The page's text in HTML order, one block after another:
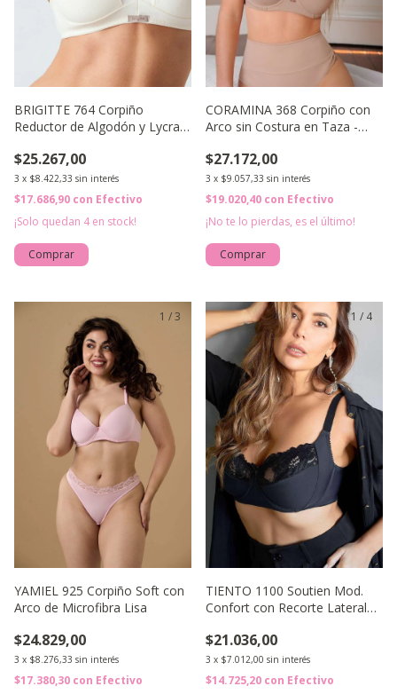
BRIGITTE 764 Corpiño
Reductor de Algodón y Lycra
$25.267,00
3 x $8.422,33 sin interés
$17.686,90 con Efectivo
¡Solo quedan 4en stock!
Comprar
CORAMINA 368 Corpiño con
Arco sin Costura en Taza -
$27.172,00
3 x $9.057,33 sin interés
$19.020,40 con Efectivo
¡No te lo pierdas, es el último!
Comprar
1 /3
YAMIEL 925 Corpiño Soft con
Arco de Microfibra Lisa
$24.829,00
3 x $8.276,33 sin interés
$17.380,30 con Efectivo
1 / 4
TIENTO 1100 Soutien Mod.
Confort con Recorte Lateral
$21.036,00
3 x $7.012,00 sin interés
$14.725,20 con Efectivo